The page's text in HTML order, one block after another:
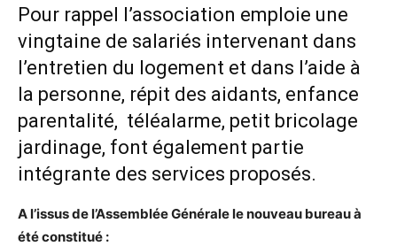
Pour rappel l’association emploie une
vingtaine de salariés intervenant dans
l’entretien du logement et dans l’aide à
la personne, répit des aidants, enfance
parentalité, téléalarme, petit bricolage
jardinage, font également partie
intégrante des services proposés.
A l’issus de l’Assemblée Générale le nouveau bureau à
été constitué :